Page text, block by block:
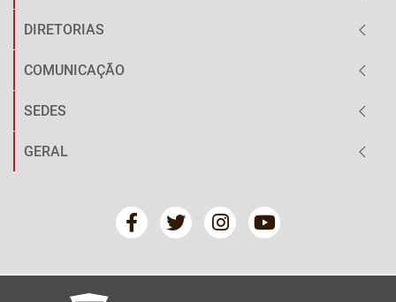
DIRETORIAS
COMUNICAÇÃO
SEDES
GERAL